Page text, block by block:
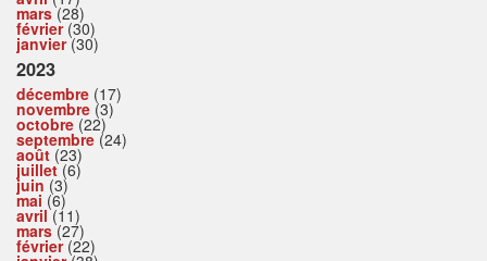
mars(28)
février(30)
janvier(30)
2023
décembre (17)
novembre (3)
octobre (22)
septembre (24)
août (23)
juillet(6)
juin (3)
mai (6)
avril(11)
mars(27)
février(22)